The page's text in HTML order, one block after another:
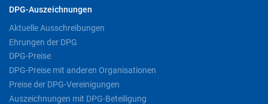
DPG-Auszeichnungen
Aktuelle Ausschreibungen
Ehrungen der DPG
DPG-Preise
DPG-Preise mit anderen Organisationen
Preise der DPG-Vereinigungen
Auszeichnungen mit DPG-Beteiligung